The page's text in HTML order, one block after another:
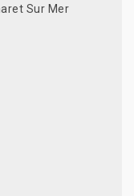
Sur Mer